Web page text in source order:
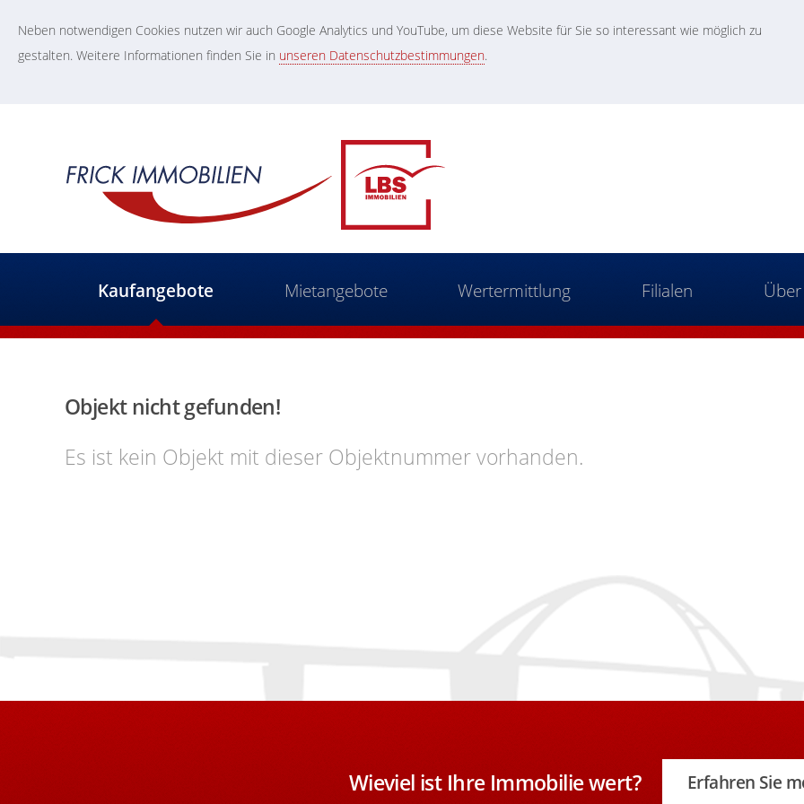
Neben notwendigen Cookies nutzen wir auch Google Analytics und YouTube, um diese Website für Sie so interessant wie möglich zu
gestalten. Weitere Informationen finden Sie in unseren Datenschutzbestimmungen.
Kaufangebote Mietangebote Wertermittlung Filialen
Objekt nicht gefunden!
Es ist kein Objekt mit dieser Objektnummer vorhanden.
Wieviel ist Ihre Immobilie wert? Erfahren Sie